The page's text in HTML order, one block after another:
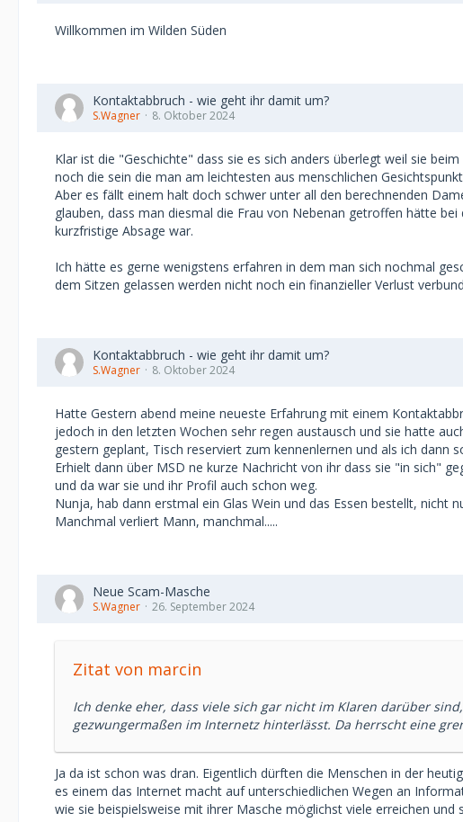
Willkommen im Wilden Süden
Kontaktabbruch - wie geht ihr damit um?
S.Wagner 8. Oktober 2024
Klar ist die "Geschichte" dass sie es sich anders überlegt weil sie
noch die sein die man am leichtesten aus menschlichen
Aber es fällt einem halt doch schwer unter all den berechnenden
glauben, dass man diesmal die Frau von Nebenan getroffen hätte
kurzfristige Absage war.
Ich hätte es gerne wenigstens erfahren in dem man sich nochmal
dem Sitzen gelassen werden nicht noch ein finanzieller Verlust
Kontaktabbruch - wie geht ihr damit um?
S.Wagner 8. Oktober 2024
Hatte Gestern abend meine neueste Erfahrung mit einem
jedoch in den letzten Wochen sehr regen austausch und sie hatte
gestern geplant, Tisch reserviert zum kennenlernen und als ich dann
Erhielt dann über MSD ne kurze Nachricht von ihr dass sie "in sich"
und da war sie und ihr Profil auch schon weg.
Nunja, hab dann erstmal ein Glas Wein und das Essen bestellt, nicht
Manchmal verliert Mann, manchmal.....
Neue Scam-Masche
S.Wagner 26. September 2024
Zitat von marcin
Ich denke eher, dass viele sich gar nicht im Klaren darüber
gezwungermaßen im Internetz hinterlässt. Da herrscht eine
Ja da ist schon was dran. Eigentlich dürften die Menschen in der
es einem das Internet macht auf unterschiedlichen Wegen an
wie sie beispielsweise mit ihrer Masche möglichst viele erreichen